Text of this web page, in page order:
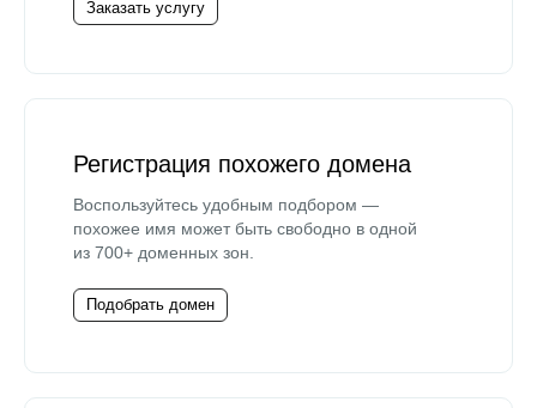
Заказать услугу
Регистрация похожего домена
Воспользуйтесь удобным подбором —
похожее имя может быть свободно в одной
из 700+ доменных зон.
Подобрать домен